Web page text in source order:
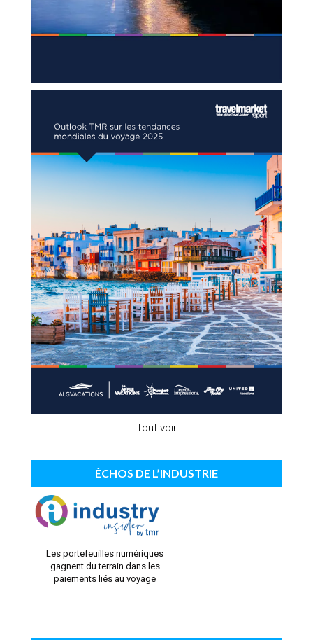
Tout voir
ÉCHOS DE L’INDUSTRIE
Les portefeuilles numériques
gagnent du terrain dans les
paiements liés au voyage